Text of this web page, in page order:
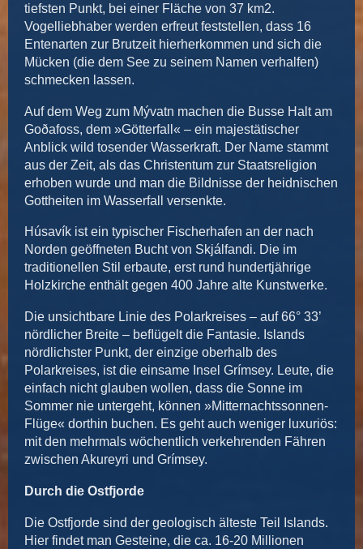
tiefsten Punkt, bei einer Fläche von 37 km2.
Vogelliebhaber werden erfreut feststellen, dass 16
Entenarten zur Brutzeit hierherkommen und sich die
Mücken (die dem See zu seinem Namen verhalfen)
schmecken lassen.
Auf dem Weg zum Mývatn machen die Busse Halt am
Goðafoss, dem »Götterfall« – ein majestätischer
Anblick wild tosender Wasserkraft. Der Name stammt
aus der Zeit, als das Christentum zur Staatsreligion
erhoben wurde und man die Bildnisse der heidnischen
Gottheiten im Wasserfall versenkte.
Húsavík ist ein typischer Fischerhafen an der nach
Norden geöffneten Bucht von Skjálfandi. Die im
traditionellen Stil erbaute, erst rund hundertjährige
Holzkirche enthält gegen 400 Jahre alte Kunstwerke.
Die unsichtbare Linie des Polarkreises – auf 66° 33’
nördlicher Breite – beﬂügelt die Fantasie. Islands
nördlichster Punkt, der einzige oberhalb des
Polarkreises, ist die einsame Insel Grímsey. Leute, die
einfach nicht glauben wollen, dass die Sonne im
Sommer nie untergeht, können »Mitternachtssonnen-
Flüge« dorthin buchen. Es geht auch weniger luxuriös:
mit den mehrmals wöchentlich verkehrenden Fähren
zwischen Akureyri und Grímsey.
Durch die Ostfjorde
Die Ostfjorde sind der geologisch älteste Teil Islands.
Hier findet man Gesteine, die ca. 16-20 Millionen